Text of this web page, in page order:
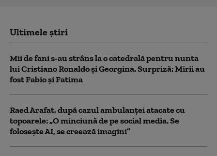
Ultimele știri
Mii de fani s-au strâns la o catedrală pentru nunta
lui Cristiano Ronaldo şi Georgina. Surpriză: Mirii au
fost Fabio şi Fatima
Raed Arafat, după cazul ambulanței atacate cu
topoarele: „O minciună de pe social media. Se
folosește AI, se creează imagini”